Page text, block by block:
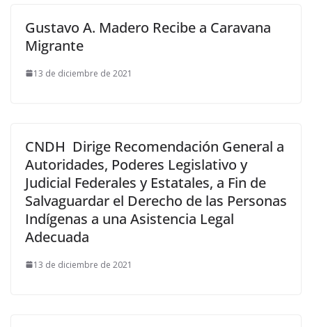
Gustavo A. Madero Recibe a Caravana
Migrante
13 de diciembre de 2021
CNDH Dirige Recomendación General a
Autoridades, Poderes Legislativo y
Judicial Federales y Estatales, a Fin de
Salvaguardar el Derecho de las Personas
Indígenas a una Asistencia Legal
Adecuada
13 de diciembre de 2021